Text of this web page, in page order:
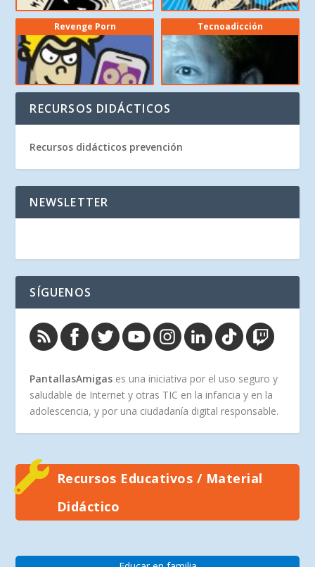
Revenge Porn Tecnoadicción
RECURSOS DIDÁCTICOS
Recursos didácticos prevención
NEWSLETTER
SÍGUENOS
PantallasAmigas es una iniciativa por el uso seguro y
saludable de Internet y otras TIC en la infancia y en la
adolescencia, y por una ciudadanía digital responsable.
Recursos Educativos / Material
Didáctico